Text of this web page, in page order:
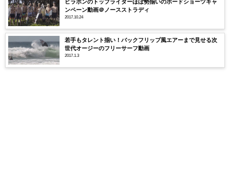
ビラボンのトップライダーほぼ勢揃いのボードショーツキャ
ンペーン動画＠ノースストラディ
2017.10.24
若手もタレント揃い！バックフリップ風エアーまで見せる次
世代オージーのフリーサーフ動画
2017.1.3